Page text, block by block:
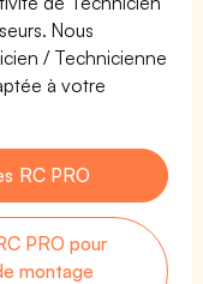
Nous
/ Technicienne
à votre
RC PRO
PRO pour
montage